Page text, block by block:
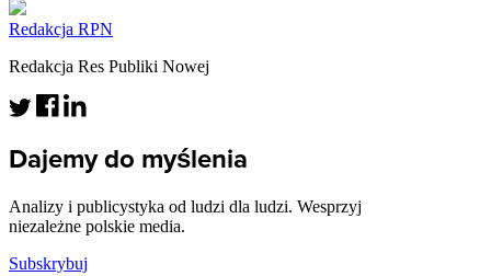
Redakcja RPN
Redakcja Res Publiki Nowej
Dajemy do myślenia
Analizy i publicystyka od ludzi dla ludzi. Wesprzyj
niezależne polskie media.
Subskrybuj